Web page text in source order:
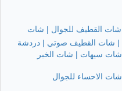
القطيف للجوال | شات
| شات القطيف صوتي | دردشة
سيهات | شات الخبر
الاحساء للجوال